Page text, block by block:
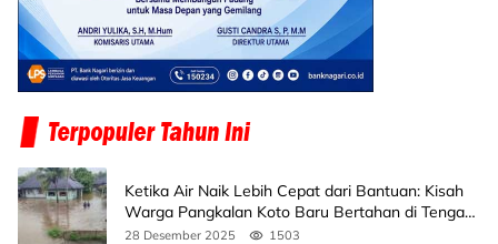
Ketika Air Naik Lebih Cepat dari Bantuan: Kisah
Warga Pangkalan Koto Baru Bertahan di Tengah
Banjir
28 Desember 2025 1503